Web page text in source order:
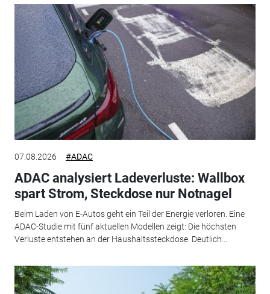
07.08.2026 #ADAC
ADAC analysiert Ladeverluste: Wallbox
spart Strom, Steckdose nur Notnagel
Beim Laden von E-Autos geht ein Teil der Energie verloren. Eine
ADAC-Studie mit fünf aktuellen Modellen zeigt: Die höchsten
Verluste entstehen an der Haushaltssteckdose. Deutlich...